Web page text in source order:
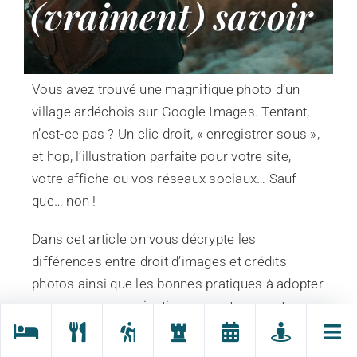
(vraiment) savoir
Vous avez trouvé une magnifique photo d’un
village ardéchois sur Google Images. Tentant,
n’est-ce pas ? Un clic droit, « enregistrer sous »,
et hop, l’illustration parfaite pour votre site,
votre affiche ou vos réseaux sociaux… Sauf
que… non !
Dans cet article on vous décrypte les
différences entre droit d’images et crédits
photos ainsi que les bonnes pratiques à adopter
pour une communication respectueuse et
efficace.